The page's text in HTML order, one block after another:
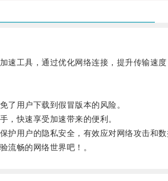
工具，通过优化网络连接，提升传输速度
用户下载到假冒版本的风险。
快速享受加速带来的便利。
用户的隐私安全，有效应对网络攻击和数
畅的网络世界吧！。